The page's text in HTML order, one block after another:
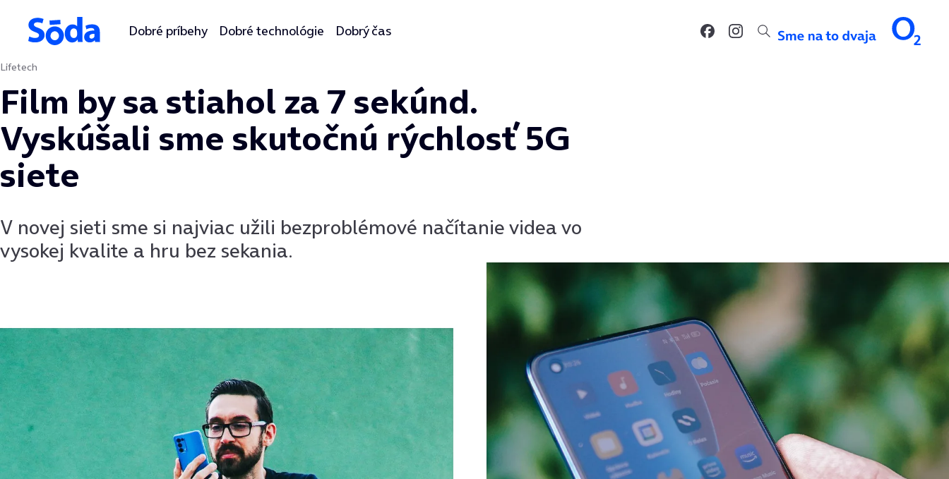
Preskočiť na obsah
Dobré príbehy Dobré technológie Dobrý čas
Lifetech
Film by sa stiahol za 7 sekúnd.
Vyskúšali sme skutočnú rýchlosť 5G
siete
V novej sieti sme si najviac užili bezproblémové načítanie videa vo
vysokej kvalite a hru bez sekania.